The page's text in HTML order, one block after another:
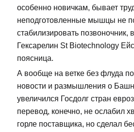
особенно новичкам, бывает
неподготовленные мышцы не
стабилизировать позвоночник,
Гексарелин St Biotechnology
поясница.
А вообще на ветке без флуда
новости и размышления о
увеличился Госдолг стран
перевод, конечно, не ослабил
горле поставщика, но сделал